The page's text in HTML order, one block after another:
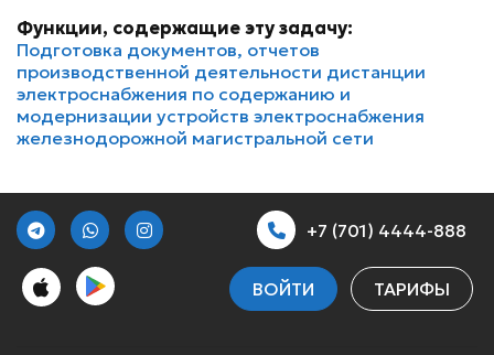
Функции, содержащие эту задачу:
Подготовка документов, отчетов
производственной деятельности дистанции
электроснабжения по содержанию и
модернизации устройств электроснабжения
железнодорожной магистральной сети
+7 (701) 4444-888
ВОЙТИ ТАРИФЫ